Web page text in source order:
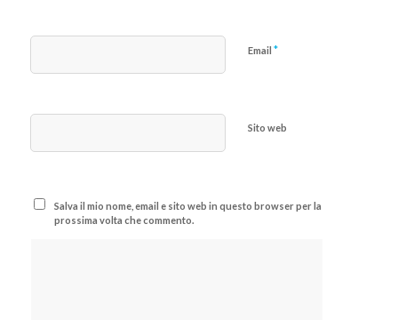
Email *
Sito web
Salva il mio nome, email e sito web in questo browser per la
prossima volta che commento.